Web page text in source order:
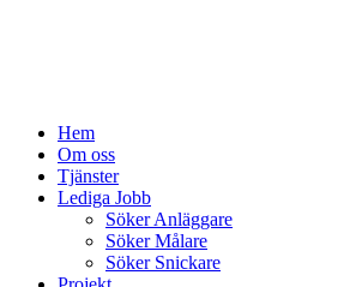
Hem
Om oss
Tjänster
Lediga Jobb
Söker Anläggare
Söker Målare
Söker Snickare